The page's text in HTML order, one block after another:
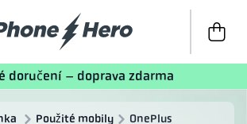
K
doručení – doprava zdarma
Použité mobily OnePlus